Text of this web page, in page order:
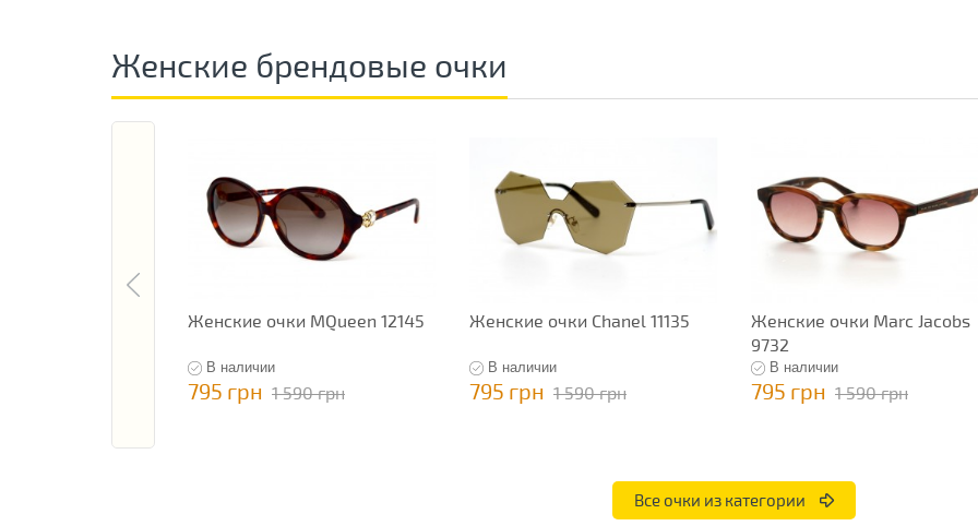
Женские брендовые очки
Женские очки MQueen 12145
В наличии
795 грн 1 590 грн
Женские очки Chanel 11135
В наличии
795 грн 1 590 грн
Женские очки Marc Jacobs
9732
В наличии
795 грн 1 590 грн
Все очки из категории